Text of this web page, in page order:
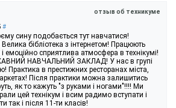
отзыв об техникуме
#
сину подобається тут навчатися!
бібліотека з інтернетом! Працюють
емоційно сприятлива атмосфера в технікумі!
НАВЧАЛЬНИЙ ЗАКЛАД! У нас в групі
Практика в престижних ресторанах міста,
Після практики можна залишитись
як то кажуть "з руками і ногами"!!!! Ми
цей технікум і всим радимо вступати і
так і після 11-ти класів!